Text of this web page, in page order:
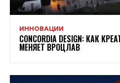
ИННОВАЦИИ
CONCORDIA DESIGN: КАК
МЕНЯЕТ ВРОЦЛАВ